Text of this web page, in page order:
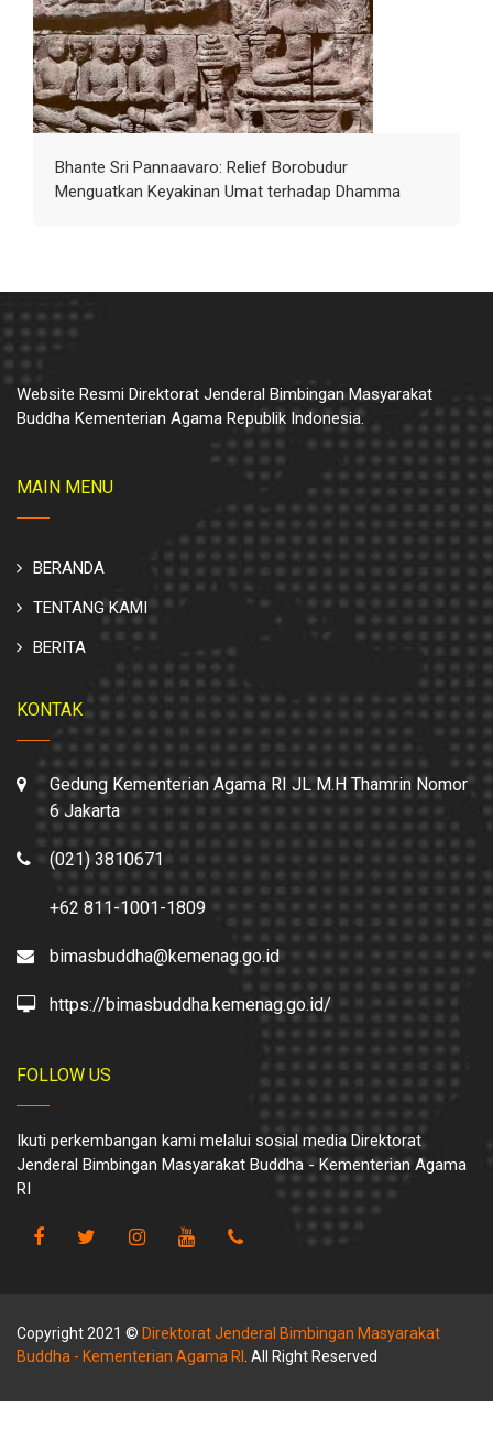
Bhante Sri Pannaavaro: Relief Borobudur
Menguatkan Keyakinan Umat terhadap Dhamma
Website Resmi Direktorat Jenderal Bimbingan Masyarakat
Buddha Kementerian Agama Republik Indonesia.
MAIN MENU
BERANDA
TENTANG KAMI
BERITA
KONTAK
Gedung Kementerian Agama RI JL M.H Thamrin Nomor
6 Jakarta
(021) 3810671
+62 811-1001-1809
bimasbuddha@kemenag.go.id
https://bimasbuddha.kemenag.go.id/
FOLLOW US
Ikuti perkembangan kami melalui sosial media Direktorat
Jenderal Bimbingan Masyarakat Buddha - Kementerian Agama
RI
Copyright 2021 © Direktorat Jenderal Bimbingan Masyarakat
Buddha - Kementerian Agama RI
. All Right Reserved